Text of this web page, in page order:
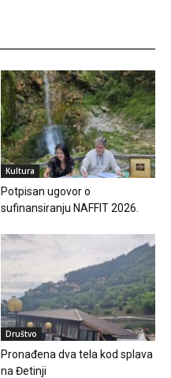
Kultura
Potpisan ugovor o
sufinansiranju NAFFIT 2026.
Društvo
Pronađena dva tela kod splava
na Đetinji